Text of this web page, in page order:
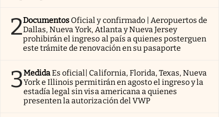
2Documentos Oficial y confirmado | Aeropuertos de
Dallas, Nueva York, Atlanta y Nueva Jersey
prohibirán el ingreso al país a quienes posterguen
este trámite de renovación en su pasaporte
3MedidaEs oficial| California, Florida, Texas, Nueva
York e Illinois permitirán en agosto el ingreso y la
estadía legal sin visa americana a quienes
presenten la autorización del VWP